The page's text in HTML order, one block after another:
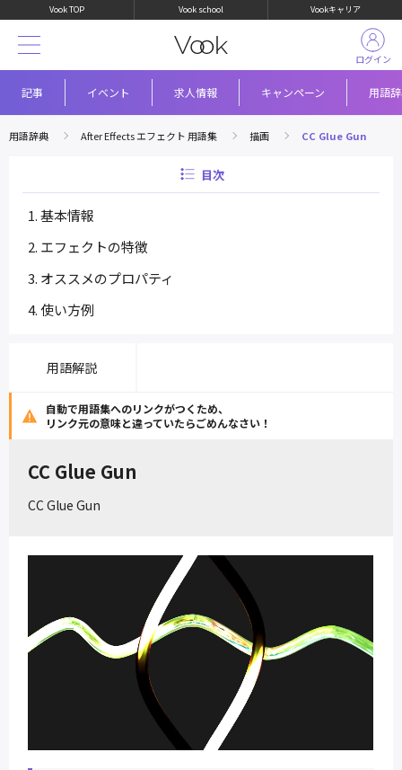
Vook TOP Vook school Vookキャリア
記事 イベント 求人情報 キャンペーン 用語
ログイン
用語辞典 After Effects エフェクト 用語集 描画 CC Glue Gun
目次
基本情報
エフェクトの特徴
オススメのプロパティ
使い方例
用語解説
自動で用語集へのリンクがつくため、
リンク元の意味と違っていたらごめんなさい！
CC Glue Gun
CC Glue Gun